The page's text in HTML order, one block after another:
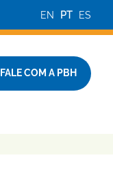
EN PT ES
FALE COM A PBH